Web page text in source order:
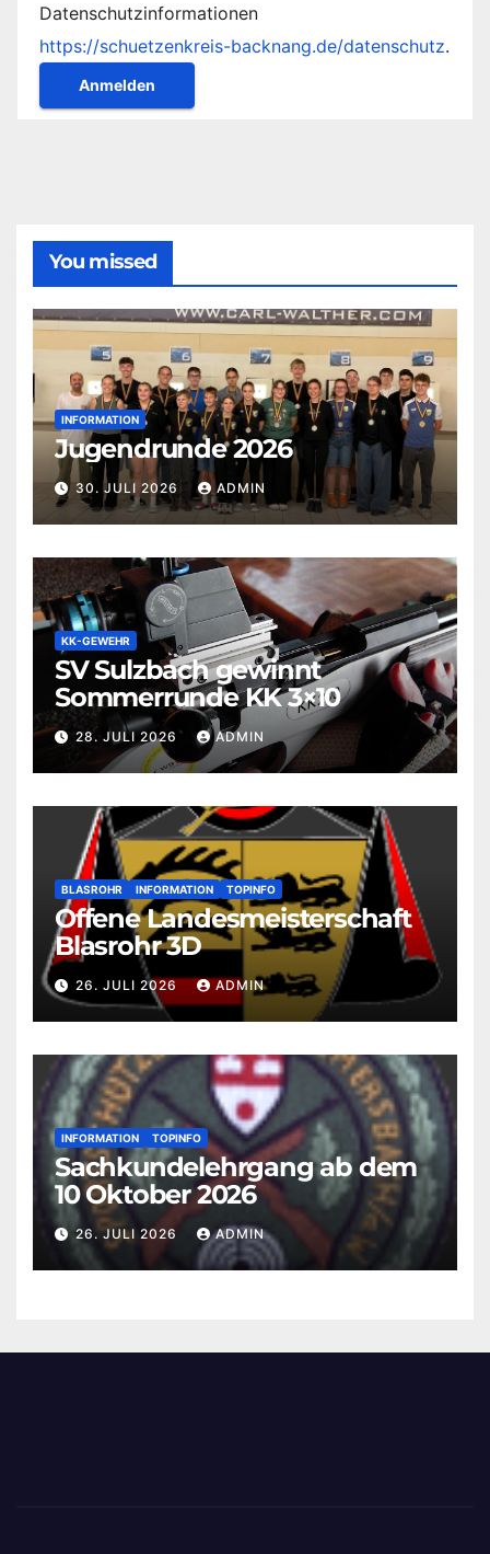
Datenschutzinformationen
https://schuetzenkreis-backnang.de/datenschutz.
You missed
INFORMATION
Jugendrunde 2026
30. JULI 2026 ADMIN
KK-GEWEHR
SV Sulzbach gewinnt
Sommerrunde KK 3×10
28. JULI 2026 ADMIN
BLASROHR INFORMATION TOPINFO
Offene Landesmeisterschaft
Blasrohr 3D
26. JULI 2026 ADMIN
INFORMATION TOPINFO
Sachkundelehrgang ab dem
10 Oktober 2026
26. JULI 2026 ADMIN